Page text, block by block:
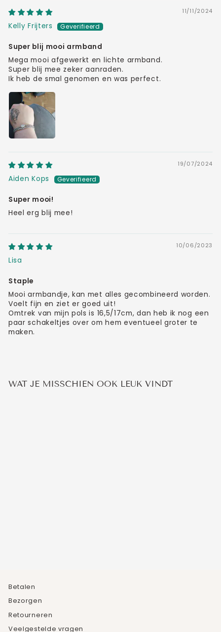
11/11/2024
Kelly Frijters
Super blij mooi armband
Mega mooi afgewerkt en lichte armband.
Super blij mee zeker aanraden.
Ik heb de smal genomen en was perfect.
19/07/2024
Aiden Kops
Super mooi!
Heel erg blij mee!
10/06/2023
Lisa
Staple
Mooi armbandje, kan met alles gecombineerd worden.
Voelt fijn en ziet er goed uit!
Omtrek van mijn pols is 16,5/17cm, dan heb ik nog een
paar schakeltjes over om hem eventueel groter te
maken.
WAT JE MISSCHIEN OOK LEUK VINDT
Betalen
Bezorgen
Retourneren
Veelgestelde vragen